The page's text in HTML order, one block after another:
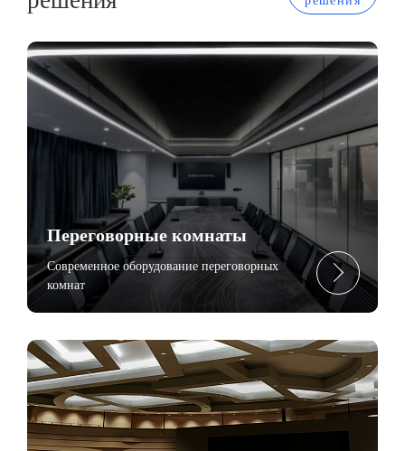
Переговорные комнаты
Современное оборудование переговорных
комнат